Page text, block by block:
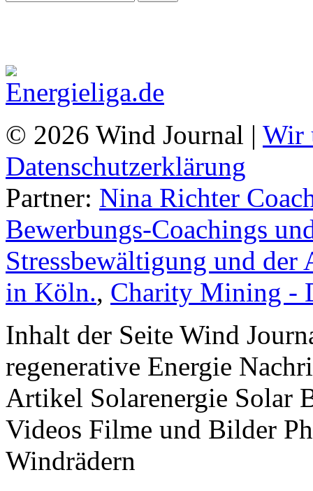
© 2026 Wind Journal | Wir
Datenschutzerklärung
Partner: Nina Richter
Bewerbungs-Coachings
Stressbewältigung und
in Köln., Charity Mining -
Inhalt der Seite Wind
regenerative Energie
Artikel Solarenergie Solar
Videos Filme und Bilder
Windrädern